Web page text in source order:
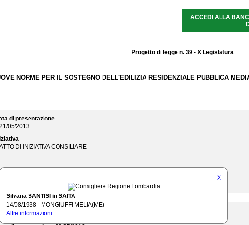
ACCEDI ALLA
Progetto di legge n. 39 - X Legislatura
NORME PER IL SOSTEGNO DELL'EDILIZIA RESIDENZIALE PUBBLICA
di presentazione
21/05/2013
ATTO DI INIZIATIVA CONSILIARE
X
Silvana SANTISI in SAITA
14/08/1938 - MONGIUFFI MELIA(ME)
Altre informazioni
referente
permanente - Territorio e infrastrutture